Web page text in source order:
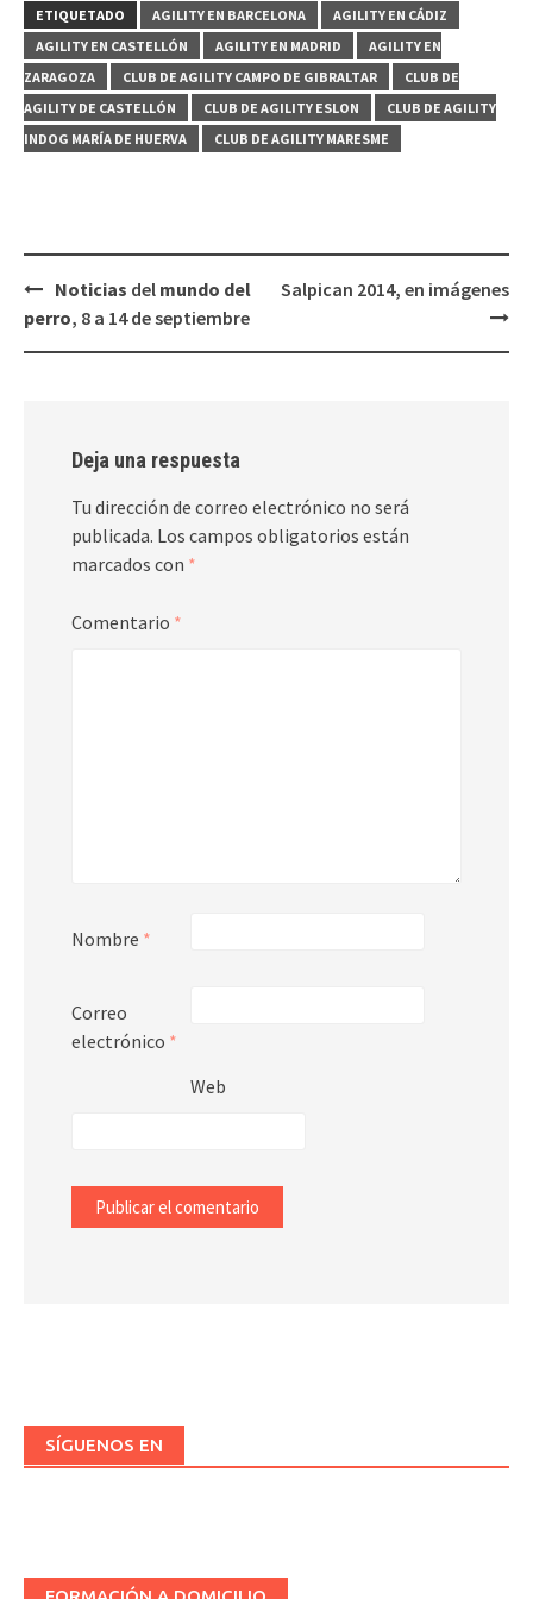
ETIQUETADO AGILITY EN BARCELONA
AGILITY EN CÁDIZ
AGILITY EN CASTELLÓN
AGILITY EN MADRID
AGILITY EN
ZARAGOZA
CLUB DE AGILITY CAMPO DE GIBRALTAR
CLUB DE
AGILITY DE CASTELLÓN
CLUB DE AGILITY ESLON
CLUB DE AGILITY
INDOG MARÍA DE HUERVA
CLUB DE AGILITY MARESME
Navegación
de
entradas
Noticias del mundo del
perro, 8 a 14 de septiembre
Salpican 2014, en imágenes
Deja una respuesta
Tu dirección de correo electrónico no será
publicada. Los campos obligatorios están
marcados con *
Comentario *
Nombre *
Correo
electrónico *
Web
SÍGUENOS EN